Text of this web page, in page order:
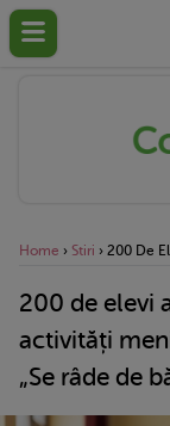
Home › Stiri › 200 De
200 de elevi
activități
„Se râde de